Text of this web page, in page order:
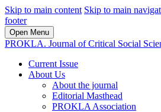
Skip to main content Skip to main
footer
Open Menu
PROKLA. Journal of Critical Social
Current Issue
About Us
About the journal
Editorial Masthead
PROKLA Association